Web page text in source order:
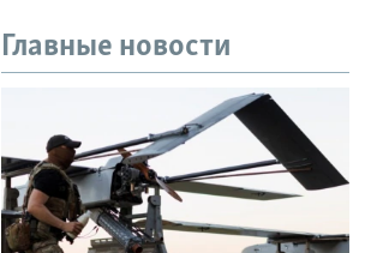
Главные новости